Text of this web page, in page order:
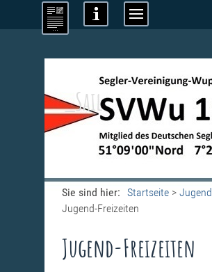
_Sail
Sie sind hier: Startseite > Jugend
Jugend-Freizeiten
Jugend-Freizeiten